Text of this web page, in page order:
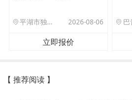
平湖市独山港镇集港路 589 号 2026-08-06
立即报价
【 推荐阅读 】